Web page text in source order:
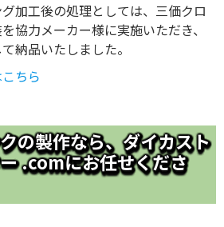
加工後の処理としては、三価クロ
協力メーカー様に実施いただき、
納品いたしました。
ちら
の製作なら、ダイカスト
.comにお任せくださ